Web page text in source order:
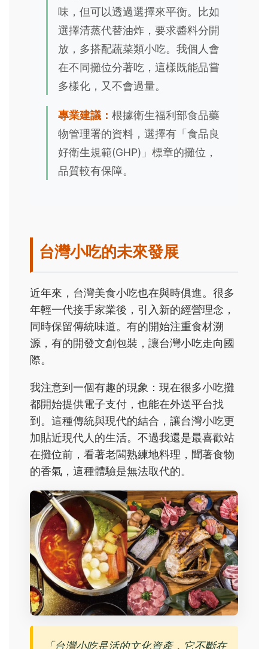
味，但可以透過選擇來平衡。比如
選擇清蒸代替油炸，要求醬料分開
放，多搭配蔬菜類小吃。我個人會
在不同攤位分著吃，這樣既能品嘗
多樣化，又不會過量。
專業建議：根據衛生福利部食品藥
物管理署的資料，選擇有「食品良
好衛生規範(GHP)」標章的攤位，
品質較有保障。
台灣小吃的未來發展
近年來，台灣美食小吃也在與時俱進。很多
年輕一代接手家業後，引入新的經營理念，
同時保留傳統味道。有的開始注重食材溯
源，有的開發文創包裝，讓台灣小吃走向國
際。
我注意到一個有趣的現象：現在很多小吃攤
都開始提供電子支付，也能在外送平台找
到。這種傳統與現代的結合，讓台灣小吃更
加貼近現代人的生活。不過我還是最喜歡站
在攤位前，看著老闆熟練地料理，聞著食物
的香氣，這種體驗是無法取代的。
「台灣小吃是活的文化資產，它不斷在